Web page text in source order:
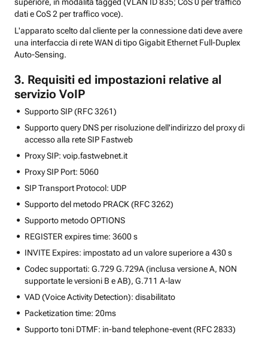
dati e CoS 2 per traffico voce).
L'apparato scelto dal cliente per la connessione dati deve avere
una interfaccia di rete WAN di tipo Gigabit Ethernet Full-Duplex
Auto-Sensing.
3. Requisiti ed impostazioni relative al
servizio VoIP
Supporto SIP (RFC 3261)
Supporto query DNS per risoluzione dell'indirizzo del proxy di
accesso alla rete SIP Fastweb
Proxy SIP: voip.fastwebnet.it
Proxy SIP Port: 5060
SIP Transport Protocol: UDP
Supporto del metodo PRACK (RFC 3262)
Supporto metodo OPTIONS
REGISTER expires time: 3600 s
INVITE Expires: impostato ad un valore superiore a 430 s
Codec supportati: G.729 G.729A (inclusa versione A, NON
supportate le versioni B e AB), G.711 A-law
VAD (Voice Activity Detection): disabilitato
Packetization time: 20ms
Supporto toni DTMF: in-band telephone-event (RFC 2833)